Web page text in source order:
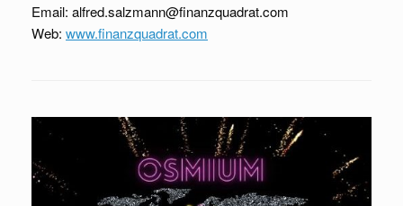
Email: alfred.salzmann@finanzquadrat.com
Web: www.finanzquadrat.com